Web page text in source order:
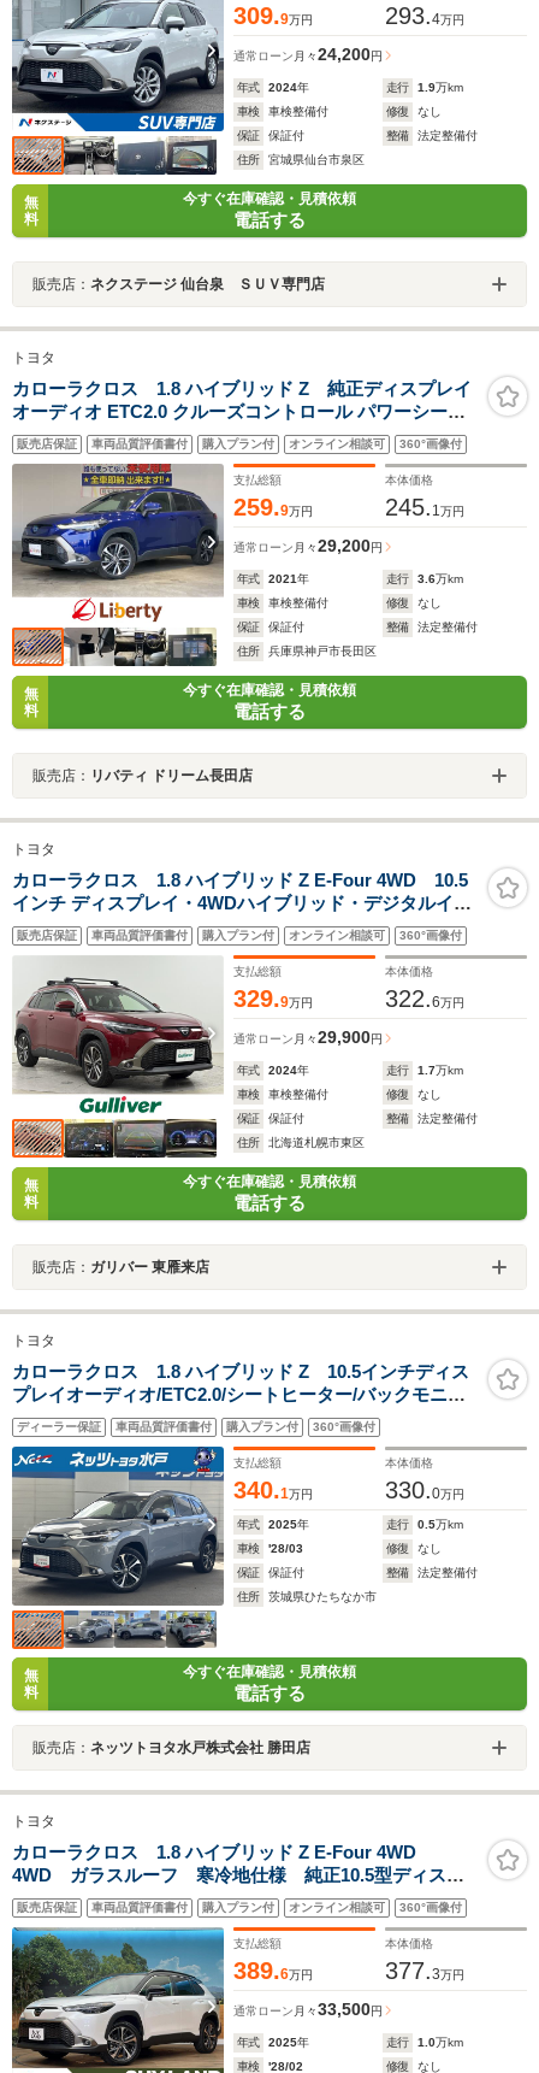
309.9万円 293.4万円
通常ローン 月々24,200円
年式 2024年 走行 1.9万km
車検
車検整備付 修復
なし
保証
保証付 整備
法定整備付
住所
宮城県仙台市泉区
無
料
今すぐ在庫確認・見積依頼
電話する
販売店： ネクステージ 仙台泉 ＳＵＶ専門店
トヨタ
カローラクロス 1.8 ハイブリッド Z 純正ディスプレイ
オーディオ ETC2.0 クルーズコントロール パワーシート
純正アルミホイール ルーフレール 電動リアゲート 電動パ
ーキングブレーキ オートブレーキホールド 前席シートヒ
ーター オートハイビーム
販売店保証 車両品質評価書付 購入プラン付 オンライン相談可 360°画像付
支払総額
259.9万円
本体価格
245. 1万円
通常ローン 月々29,200円
年式 2021年 走行 3.6万km
車検
車検整備付 修復
なし
保証
保証付 整備
法定整備付
住所
兵庫県神戸市長田区
無
料
今すぐ在庫確認・見積依頼
電話する
販売店： リバティ ドリーム長田店
トヨタ
カローラクロス 1.8 ハイブリッド Z E-Four 4WD 10.5
インチ ディスプレイ・4WDハイブリッド・デジタルイン
ナーミラー・プロアクティブドライビングアシスト・レ
ーントレーシングアシスト・レーダークルーズコントロ
販売店保証 車両品質評価書付 購入プラン付 オンライン相談可 360°画像付
支払総額
329.9万円
本体価格
322.6万円
通常ローン 月々29,900円
年式 2024年 走行 1.7万km
車検
車検整備付 修復
なし
保証
保証付 整備
法定整備付
住所
北海道札幌市東区
無
料
今すぐ在庫確認・見積依頼
電話する
販売店： ガリバー 東雁来店
トヨタ
カローラクロス 1.8 ハイブリッド Z 10.5インチディス
プレイオーディオ/ETC2.0/シートヒーター/バックモニタ
ー/ワンオーナー/プッシュスタートスイッチ/電動シート/
純正ホイール/パーキングホールド/タイプCアクセサリー
コンセント
ディーラー保証 車両品質評価書付 購入プラン付 360°画像付
支払総額
340.1万円
本体価格
330.0万円
年式 2025年 走行 0.5万km
車検
'28/03 修復
なし
保証
保証付 整備
法定整備付
住所
茨城県ひたちなか市
無
料
今すぐ在庫確認・見積依頼
電話する
販売店： ネッツトヨタ水戸株式会社 勝田店
トヨタ
カローラクロス 1.8 ハイブリッド Z E-Four 4WD
4WD ガラスルーフ 寒冷地仕様 純正10.5型ディスプ
レイオーディオ 全周囲カメラ ブラインドスポットモ
ニター レーダークルーズコントロール デジタルイン
ナーミラー 禁煙車 シートヒーター ETC
販売店保証 車両品質評価書付 購入プラン付 オンライン相談可 360°画像付
支払総額
389.6万円
本体価格
377.3万円
通常ローン 月々33,500円
年式 2025年 走行 1.0万km
車検
'28/02 修復 なし